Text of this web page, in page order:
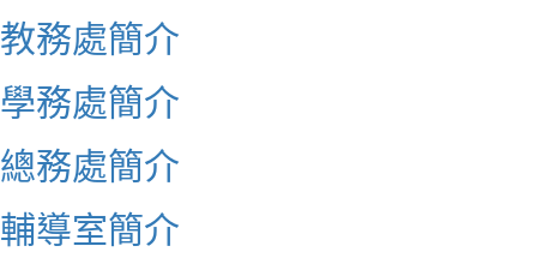
教務處簡介
學務處簡介
總務處簡介
輔導室簡介